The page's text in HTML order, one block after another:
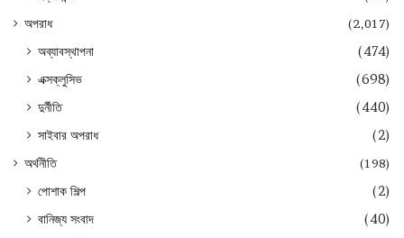
অপরাধ (2,017)
অব্যাবস্থাপনা
(474)
এক্সক্লুসিভ
(698)
দুর্নীতি
(440)
সাইবার অপরাধ
(2)
অর্থনীতি (198)
পোশাক শিল্প
(2)
বানিজ্য সংবাদ
(40)